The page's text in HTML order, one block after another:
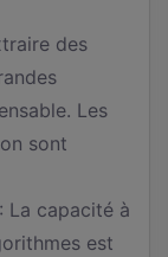
des
Les
sont
: La capacité à
est